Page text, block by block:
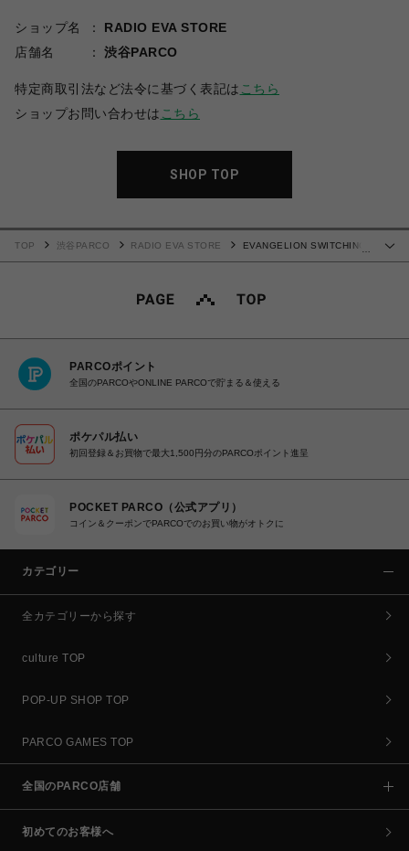
ショップ名
RADIO EVA STORE
店舗名
渋谷PARCO
特定商取引法など法令に基づく表記は こちら
ショップお問い合わせは こちら
SHOP TOP
TOP 渋谷PARCO RADIO EVA STORE
EVANGELION SWITCHING
PARCOポイント
全国のPARCOやONLINE PARCOで貯まる＆使える
ポケパル払い
初回登録＆お買物で最大1,500円分のPARCOポイント進呈
POCKET PARCO（公式アプリ）
コイン＆クーポンでPARCOでのお買い物がオトクに
カテゴリー
全カテゴリーから探す
culture TOP
POP-UP SHOP TOP
PARCO GAMES TOP
全国のPARCO店舗
初めてのお客様へ